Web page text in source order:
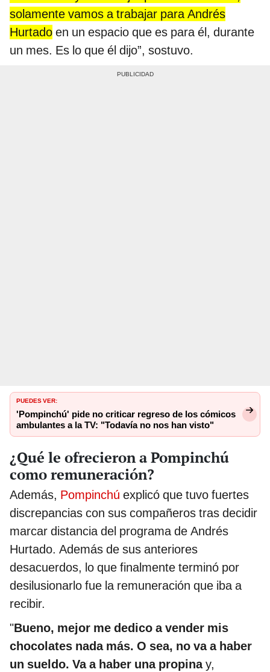
solamente vamos a trabajar para Andrés
Hurtado en un espacio que es para él, durante
un mes. Es lo que él dijo”, sostuvo.
PUEDES VER:
'Pompinchú' pide no criticar regreso de los cómicos
ambulantes a la TV: "Todavía no nos han visto"
¿Qué le ofrecieron a Pompinchú
como remuneración?
Además, Pompinchú explicó que tuvo fuertes
discrepancias con sus compañeros tras decidir
marcar distancia del programa de Andrés
Hurtado. Además de sus anteriores
desacuerdos, lo que finalmente terminó por
desilusionarlo fue la remuneración que iba a
recibir.
"Bueno, mejor me dedico a vender mis
chocolates nada más. O sea, no va a haber
un sueldo. Va a haber una propinay,